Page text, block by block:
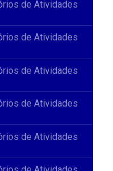
de Atividades
de Atividades
de Atividades
de Atividades
de Atividades